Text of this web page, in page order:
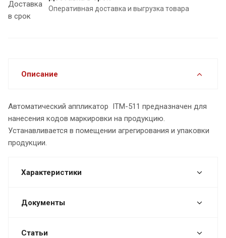
Оперативная доставка и выгрузка товара
Описание
Автоматический аппликатор ITM-511 предназначен для
нанесения кодов маркировки на продукцию.
Устанавливается в помещении агрегирования и упаковки
продукции.
Характеристики
Документы
Статьи